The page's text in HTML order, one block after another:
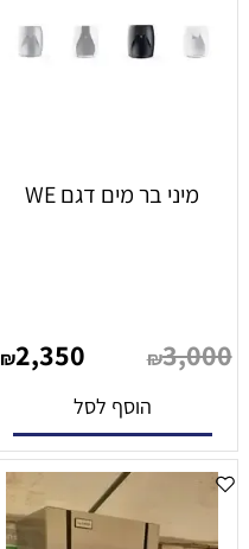
מיני בר מים דגם WE
₪3,000
₪2,350
הוסף לסל